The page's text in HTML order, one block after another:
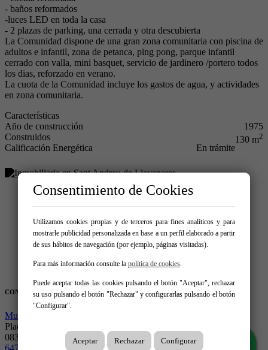
- baños reformados
-luces LED en toda la casa
- 2 plazas de parking, una cerrada y otra descubierta
La Comunidad dispone de una gran zona comunitaria con piscina de
adultos e infantil, zona de petanca, ping pong, parque infantil
cerrado con valla, mini basquet, servicio de jardinero /portero todos
los dias, reforzado en verano.
La cuota de la Comunidad incluye los gastos de agua, y actividades
en zona comunitaria.
Características
Año de construcción
1975
Construidos
130 m2
Calificación Energética En trámite
Alquilar
Vendidos
Vende tu inmueble
Contacto
CONTÁCTANOS
Munne Blanco
Plaça de La Vila 11, Local 1A
08392 – Sant Andreu de Llavaneres
647 605 862
Consentimiento de Cookies
Utilizamos cookies propias y de terceros para fines analíticos y para
mostrarle publicidad personalizada en base a un perfil elaborado a partir
de sus hábitos de navegación (por ejemplo, páginas visitadas).
Para más información consulte la política de cookies.
Puede aceptar todas las cookies pulsando el botón "Aceptar", rechazar
su uso pulsando el botón "Rechazar" y configurarlas pulsando el botón
"Configurar".
Aceptar Rechazar Configurar